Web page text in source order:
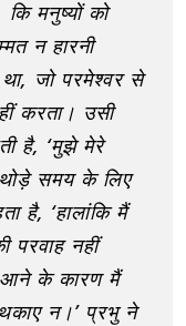
मनुष्यों को
न हारनी
जो परमेश्वर से
करता। उसी
है, ‘मुझे मेरे
थोड़े समय के लिए
है, ‘हालांकि मैं
परवाह नहीं
आने के कारण मैं
न।’ प्रभु ने